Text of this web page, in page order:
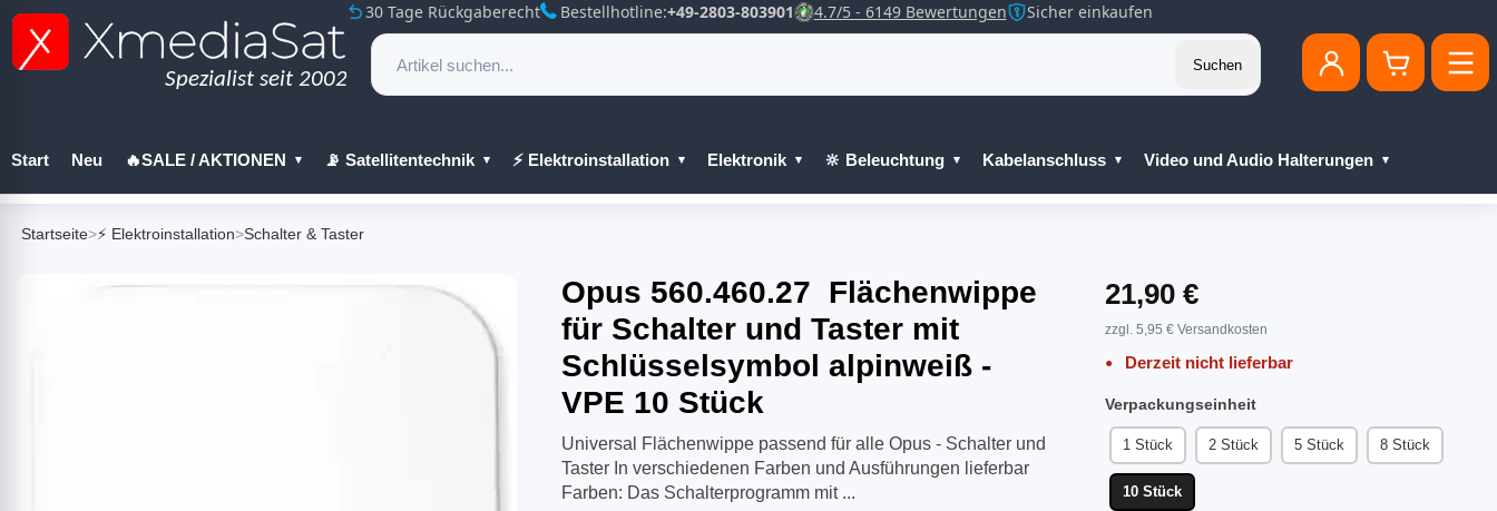
30 Tage Rückgaberecht Bestellhotline:+49-2803-803901 4.7/5 - 6149 Bewertungen Sicher einkaufen
Suchen
Start Neu 🔥SALE / AKTIONEN 📡 Satellitentechnik ⚡ Elektroinstallation Elektronik 🔆 Beleuchtung Kabelanschluss Video und Audio Halterungen
🔧 Werkzeug
Startseite>⚡ Elektroinstallation>Schalter & Taster
Opus 560.460.27 Flächenwippe
für Schalter und Taster mit
Schlüsselsymbol alpinweiß -
VPE 10 Stück
Universal Flächenwippe passend für alle Opus - Schalter und
Taster In verschiedenen Farben und Ausführungen lieferbar
Farben: Das Schalterprogramm mit ...
21,90 €
zzgl. 5,95 € Versandkosten
Derzeit nicht lieferbar
Verpackungseinheit
1 Stück 2 Stück 5 Stück 8 Stück
10 Stück